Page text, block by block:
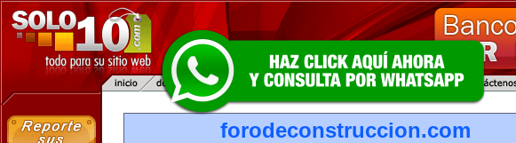
forodeconstruccion.com